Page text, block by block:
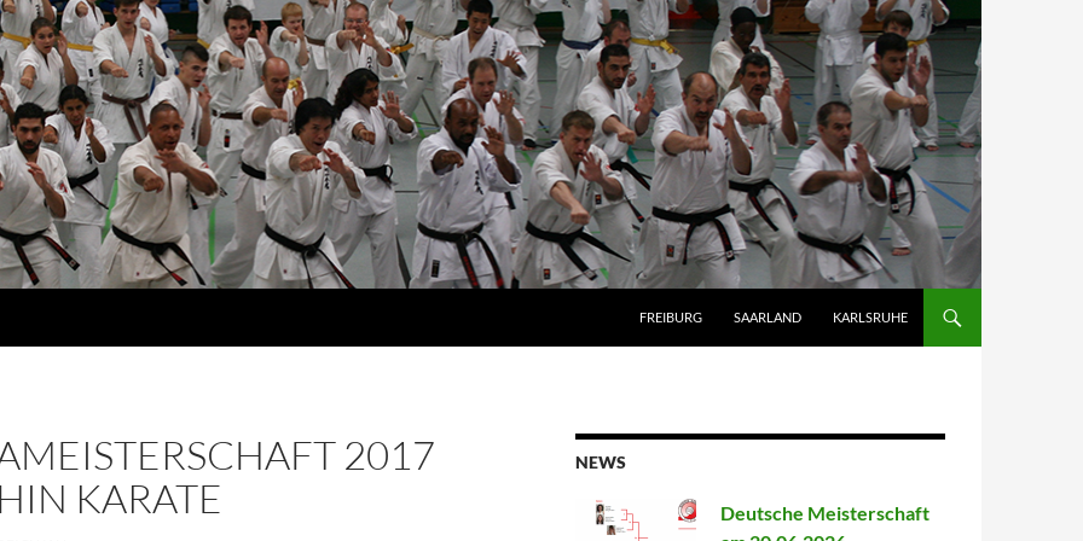
FREIBURG SAARLAND KARLSRUHE
2017
KARATE
NEWS
Deutsche Meisterschaft